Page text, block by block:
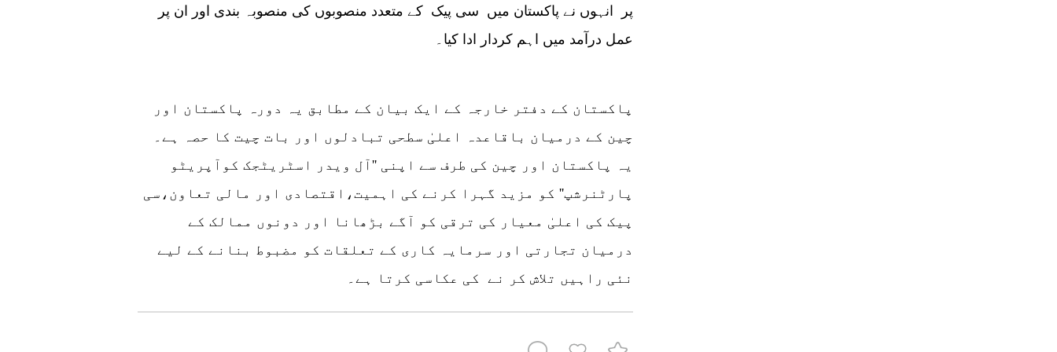
پر انہوں نے پاکستان میں سی پیک کے متعدد منصوبوں کی منصوبہ بندی اور ان پر
عمل درآمد میں اہم کردار ادا کیا۔
پاکستان کے دفتر خارجہ کے ایک بیان کے مطابق یہ دورہ پاکستان اور
چین کے درمیان باقاعدہ اعلیٰ سطحی تبادلوں اور بات چیت کا حصہ ہے۔
یہ پاکستان اور چین کی طرف سے اپنی ''آل ویدر اسٹریٹجک کوآپریٹو
پارٹنرشپ'' کو مزید گہرا کرنے کی اہمیت،اقتصادی اور مالی تعاون،سی
پیک کی اعلیٰ معیار کی ترقی کو آگے بڑھانا اور دونوں ممالک کے
درمیان تجارتی اور سرمایہ کاری کے تعلقات کو مضبوط بنانے کے لیے
نئی راہیں تلاش کر نے کی عکاسی کرتا ہے۔